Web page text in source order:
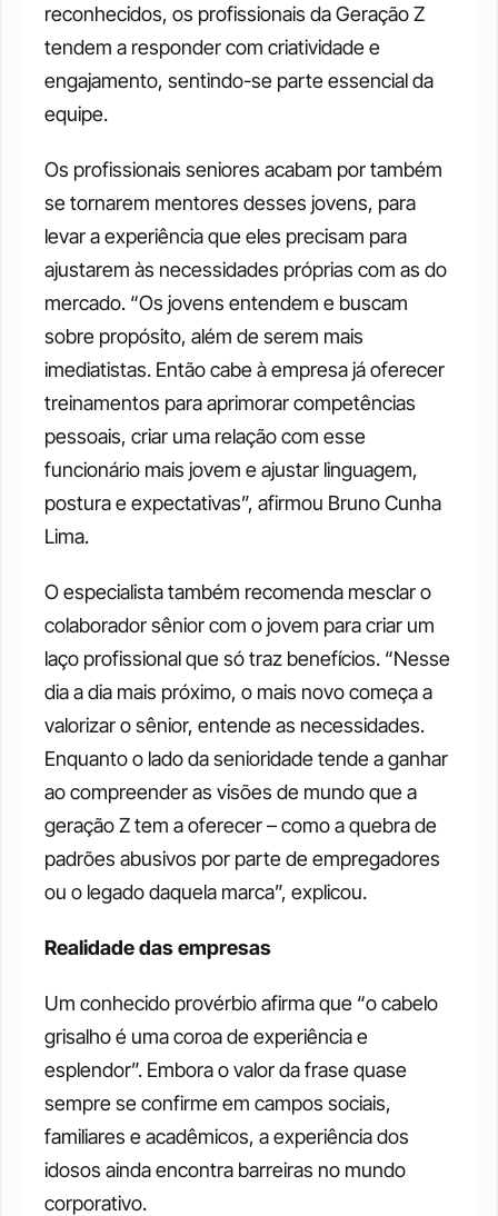
reconhecidos, os profissionais da Geração Z
tendem a responder com criatividade e
engajamento, sentindo-se parte essencial da
equipe.
Os profissionais seniores acabam por também
se tornarem mentores desses jovens, para
levar a experiência que eles precisam para
ajustarem às necessidades próprias com as do
mercado. “Os jovens entendem e buscam
sobre propósito, além de serem mais
imediatistas. Então cabe à empresa já oferecer
treinamentos para aprimorar competências
pessoais, criar uma relação com esse
funcionário mais jovem e ajustar linguagem,
postura e expectativas”, afirmou Bruno Cunha
Lima.
O especialista também recomenda mesclar o
colaborador sênior com o jovem para criar um
laço profissional que só traz benefícios. “Nesse
dia a dia mais próximo, o mais novo começa a
valorizar o sênior, entende as necessidades.
Enquanto o lado da senioridade tende a ganhar
ao compreender as visões de mundo que a
geração Z tem a oferecer – como a quebra de
padrões abusivos por parte de empregadores
ou o legado daquela marca”, explicou.
Realidade das empresas
Um conhecido provérbio afirma que “o cabelo
grisalho é uma coroa de experiência e
esplendor”. Embora o valor da frase quase
sempre se confirme em campos sociais,
familiares e acadêmicos, a experiência dos
idosos ainda encontra barreiras no mundo
corporativo.